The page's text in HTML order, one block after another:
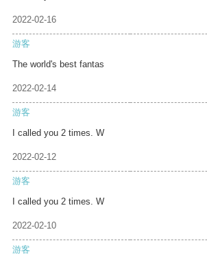
2022-02-16
游客
The world's best fantas
2022-02-14
游客
I called you 2 times. W
2022-02-12
游客
I called you 2 times. W
2022-02-10
游客